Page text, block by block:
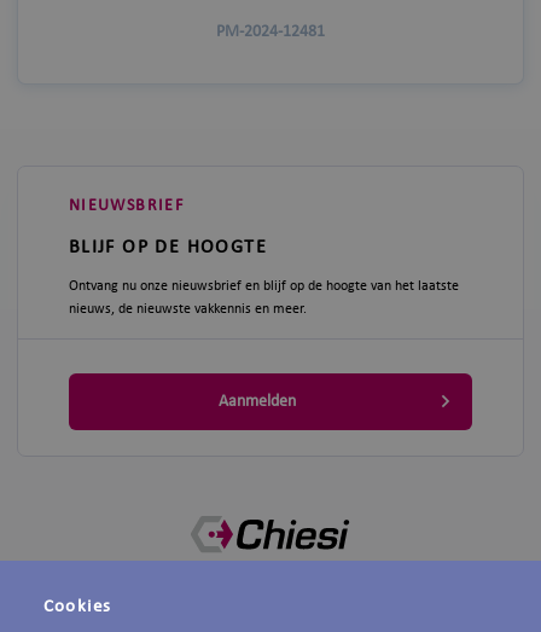
PM-2024-12481
NIEUWSBRIEF
BLIJF OP DE HOOGTE
Ontvang nu onze nieuwsbrief en blijf op de hoogte van het laatste
nieuws, de nieuwste vakkennis en meer.
Aanmelden
Chiesi voor professionals biedt een actueel aanbod van nascholingen,
Cookies